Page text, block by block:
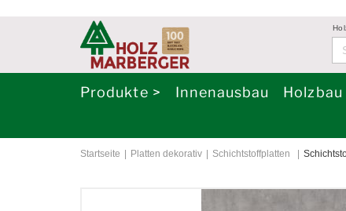
Produkte > Innenausbau Holzbau
Startseite Platten dekorativ Schichtstoffplatten